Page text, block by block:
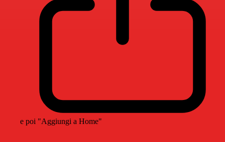
e poi "Aggiungi a Home"